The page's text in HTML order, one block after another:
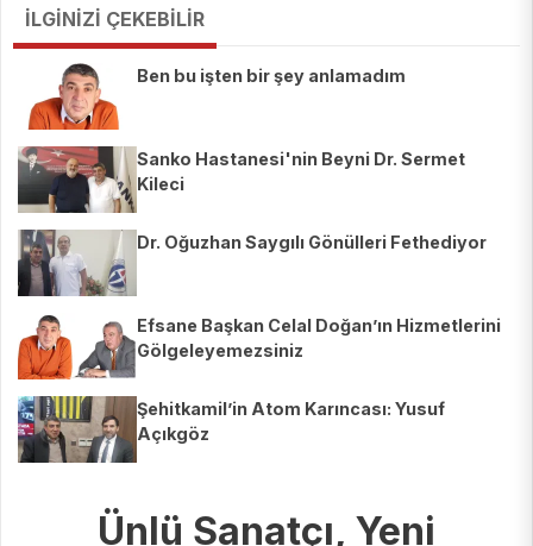
İLGİNİZİ ÇEKEBİLİR
Ben bu işten bir şey anlamadım
Sanko Hastanesi'nin Beyni Dr. Sermet
Kileci
Dr. Oğuzhan Saygılı Gönülleri Fethediyor
Efsane Başkan Celal Doğan’ın Hizmetlerini
Gölgeleyemezsiniz
Şehitkamil’in Atom Karıncası: Yusuf
Açıkgöz
Ünlü Sanatçı, Yeni